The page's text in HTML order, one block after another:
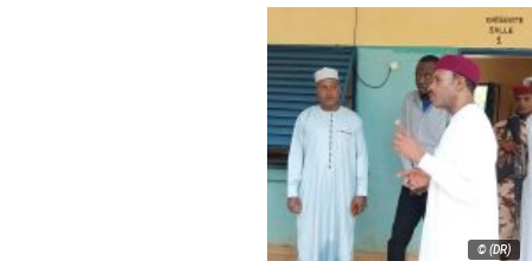
© (DR)